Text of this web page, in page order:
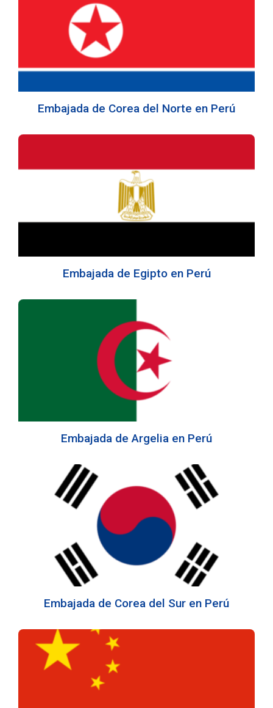
Embajada de Corea del Norte en Perú
Embajada de Egipto en Perú
Embajada de Argelia en Perú
Embajada de Corea del Sur en Perú